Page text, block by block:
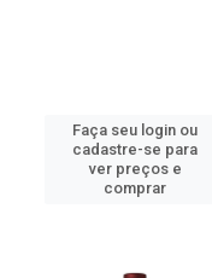
Faça seu login ou
cadastre-se para
ver preços e
comprar